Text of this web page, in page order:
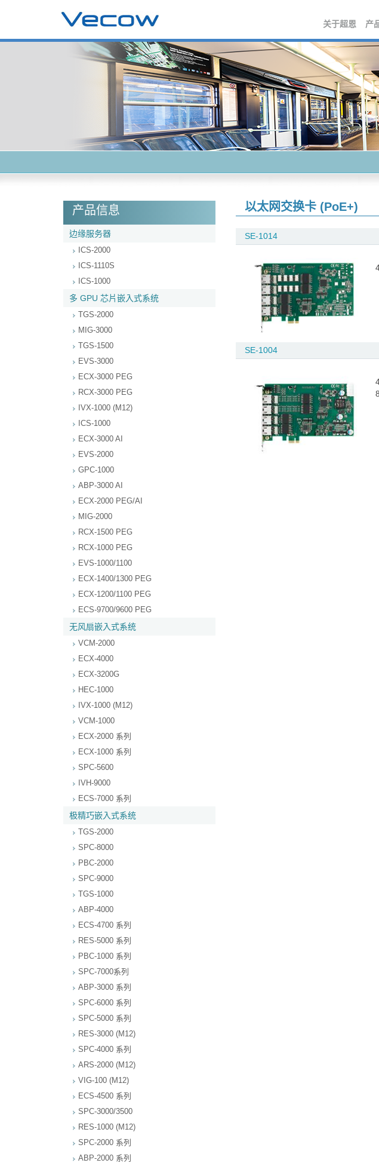
关于超恩 产
产品信息
边缘服务器
ICS-2000
ICS-1110S
ICS-1000
多 GPU 芯片嵌入式系统
TGS-2000
MIG-3000
TGS-1500
EVS-3000
ECX-3000 PEG
RCX-3000 PEG
IVX-1000 (M12)
ICS-1000
ECX-3000 AI
EVS-2000
GPC-1000
ABP-3000 AI
ECX-2000 PEG/AI
MIG-2000
RCX-1500 PEG
RCX-1000 PEG
EVS-1000/1100
ECX-1400/1300 PEG
ECX-1200/1100 PEG
ECS-9700/9600 PEG
无风扇嵌入式系统
VCM-2000
ECX-4000
ECX-3200G
HEC-1000
IVX-1000 (M12)
VCM-1000
ECX-2000 系列
ECX-1000 系列
SPC-5600
IVH-9000
ECS-7000 系列
极精巧嵌入式系统
TGS-2000
SPC-8000
PBC-2000
SPC-9000
TGS-1000
ABP-4000
ECS-4700 系列
RES-5000 系列
PBC-1000 系列
SPC-7000系列
ABP-3000 系列
SPC-6000 系列
SPC-5000 系列
RES-3000 (M12)
SPC-4000 系列
ARS-2000 (M12)
VIG-100 (M12)
ECS-4500 系列
SPC-3000/3500
RES-1000 (M12)
SPC-2000 系列
ABP-2000 系列
以太网交换卡 (PoE+)
SE-1014
SE-1004